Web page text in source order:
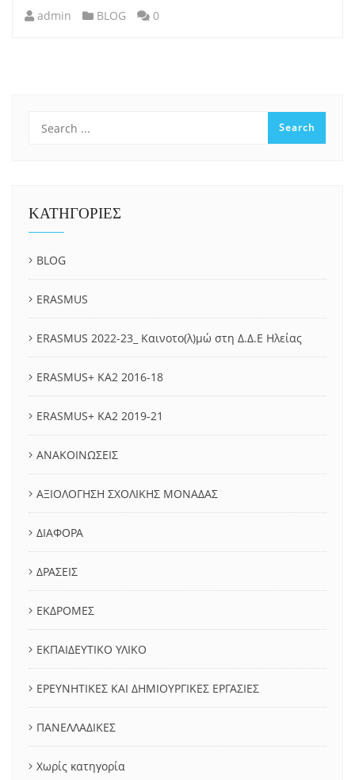
admin BLOG 0
ΚΑΤΗΓΟΡΙΕΣ
BLOG
ERASMUS
ERASMUS 2022-23_ Καινοτο(λ)μώ στη Δ.Δ.Ε Ηλείας
ERASMUS+ KA2 2016-18
ERASMUS+ KA2 2019-21
ΑΝΑΚΟΙΝΩΣΕΙΣ
ΑΞΙΟΛΟΓΗΣΗ ΣΧΟΛΙΚΗΣ ΜΟΝΑΔΑΣ
ΔΙΑΦΟΡΑ
ΔΡΑΣΕΙΣ
ΕΚΔΡΟΜΕΣ
ΕΚΠΑΙΔΕΥΤΙΚΟ ΥΛΙΚΟ
ΕΡΕΥΝΗΤΙΚΕΣ ΚΑΙ ΔΗΜΙΟΥΡΓΙΚΕΣ ΕΡΓΑΣΙΕΣ
ΠΑΝΕΛΛΑΔΙΚΕΣ
Χωρίς κατηγορία